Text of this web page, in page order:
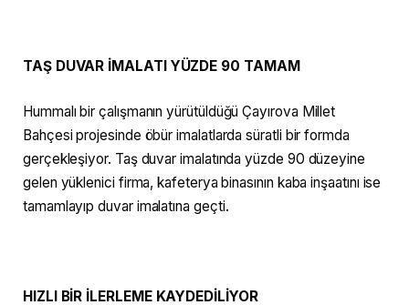
TAŞ DUVAR İMALATI YÜZDE 90 TAMAM
Hummalı bir çalışmanın yürütüldüğü Çayırova Millet
Bahçesi projesinde öbür imalatlarda süratli bir formda
gerçekleşiyor. Taş duvar imalatında yüzde 90 düzeyine
gelen yüklenici firma, kafeterya binasının kaba inşaatını ise
tamamlayıp duvar imalatına geçti.
HIZLI BİR İLERLEME KAYDEDİLİYOR